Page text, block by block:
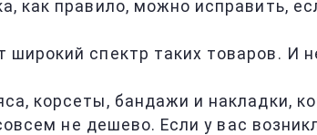
как правило, можно исправить,
спектр таких товаров. И
корсеты, бандажи и накладки,
не дешево. Если у вас